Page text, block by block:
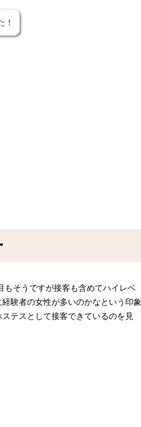
！
そうですが接客も含めてハイレベ
験者の女性が多いのかなという印象
テスとして接客できているのを見